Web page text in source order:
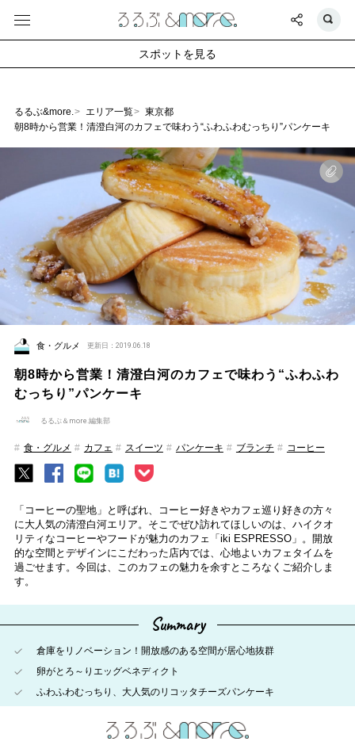
るるぶ&more. エリア一覧
東京都
朝8時から営業！清澄白河のカフェで味わう“ふわふわむっちり”パンケーキ
食・グルメ 更新日：2019.06.18
朝8時から営業！清澄白河のカフェで味わう“ふわふわ
むっちり”パンケーキ
るるぶ＆more.編集部
食・グルメ カフェ スイーツ パンケーキ ブランチ コーヒー
「コーヒーの聖地」と呼ばれ、コーヒー好きやカフェ巡り好きの方々
に大人気の清澄白河エリア。そこでぜひ訪れてほしいのは、ハイクオ
リティなコーヒーやフードが魅力のカフェ「iki ESPRESSO」。開放
的な空間とデザインにこだわった店内では、心地よいカフェタイムを
過ごせます。今回は、このカフェの魅力を余すところなくご紹介しま
す。
Summary
倉庫をリノベーション！開放感のある空間が居心地抜群
卵がとろ～りエッグベネディクト
ふわふわむっちり、大人気のリコッタチーズパンケーキ
スポットを見る